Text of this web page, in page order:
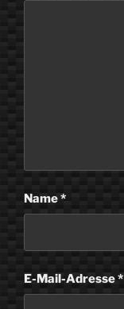
Name*
E-Mail-Adresse*